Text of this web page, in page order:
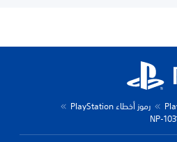
رموز أخطاء PlayStation
NP-